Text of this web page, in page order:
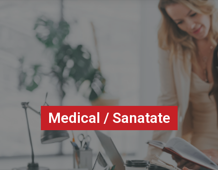
Medical / Sanatate